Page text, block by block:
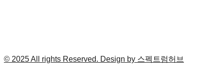
© 2025 All rights Reserved. Design by 스펙트럼허브